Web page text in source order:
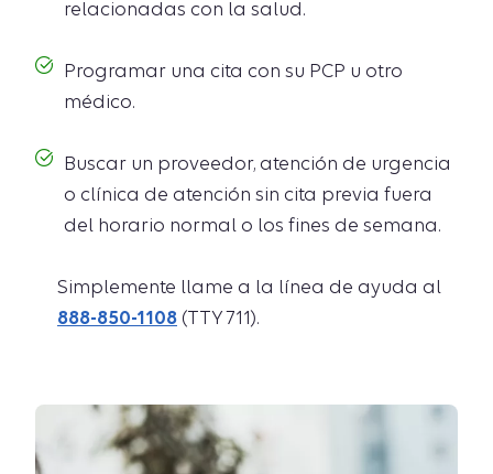
relacionadas con la salud.
Programar una cita con su PCP u otro
médico.
Buscar un proveedor, atención de urgencia
o clínica de atención sin cita previa fuera
del horario normal o los fines de semana.
Simplemente llame a la línea de ayuda al
888-850-1108 (TTY 711).